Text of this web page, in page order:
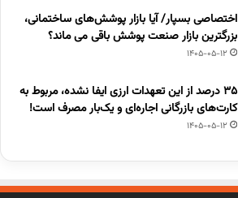
اختصاصی بسپار/ آیا بازار پوشش‌های ساختمانی،
بزرگترین بازار صنعت پوشش باقی می ماند؟
1405-05-12
۳۵ درصد از این تعهدات ارزی ایفا نشده، مربوط به
کارت‌های بازرگانی اجاره‌ای و یک‌بار مصرف است!
1405-05-12